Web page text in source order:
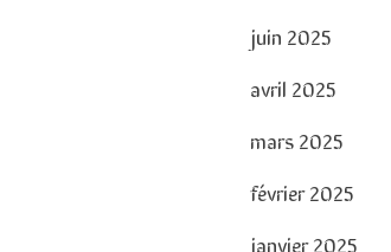
juin 2025
avril 2025
mars 2025
février 2025
janvier 2025